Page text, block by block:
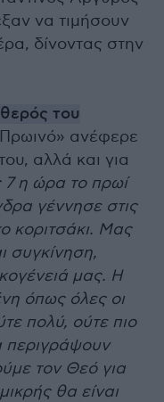
να τιμήσουν
δίνοντας στην
του
ανέφερε
αλλά και για
7 η ώρα το πρωί
γέννησε στις
κοριτσάκι. Μας
συγκίνηση,
μας. Η
όπως όλες οι
πολύ, ούτε πιο
περιγράψουν
τον Θεό για
θα είναι